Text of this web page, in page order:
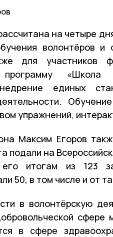
на четыре
волонтёров и
для участников
программу «Школа
единых
упражнений,
Максим Егоров
подали на
итогам из 123
50, в том числе и от
в волонтёрскую
в сфере